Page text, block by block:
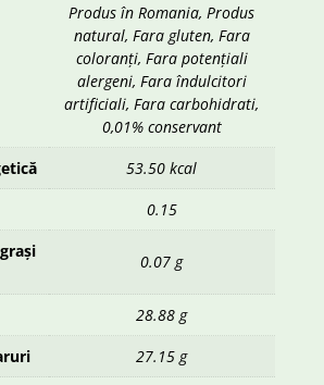
Produs în Romania, Produs
natural, Fara gluten, Fara
coloranți, Fara potențiali
alergeni, Fara îndulcitori
artificiali, Fara carbohidrati,
0,01% conservant
53.50 kcal
0.15
0.07 g
28.88 g
27.15 g